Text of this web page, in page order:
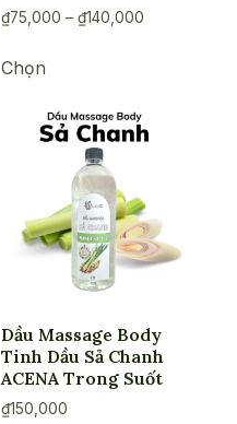
₫75,000 – ₫140,000Khoảng
₫140,000
Chọnphẩm
có
nhiều
biến
thể.
Các
chọn
thể
được
chọn
Dầu Massage Body
Tinh Dầu Sả Chanh
ACENA Trong Suốt
₫150,000